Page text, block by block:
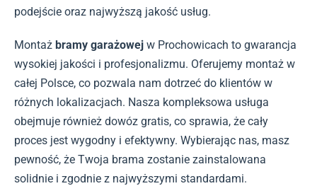
podejście oraz najwyższą jakość usług.
Montaż bramy garażowej w Prochowicach to gwarancja
wysokiej jakości i profesjonalizmu. Oferujemy montaż w
całej Polsce, co pozwala nam dotrzeć do klientów w
różnych lokalizacjach. Nasza kompleksowa usługa
obejmuje również dowóz gratis, co sprawia, że cały
proces jest wygodny i efektywny. Wybierając nas, masz
pewność, że Twoja brama zostanie zainstalowana
solidnie i zgodnie z najwyższymi standardami.